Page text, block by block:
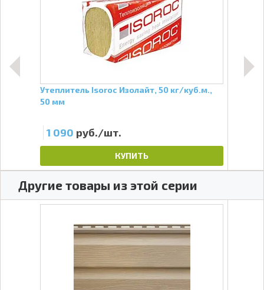
Утеплитель Isoroc Изолайт, 50 кг/куб.м.,
50 мм
1 090 руб./шт.
КУПИТЬ
Другие товары из этой серии